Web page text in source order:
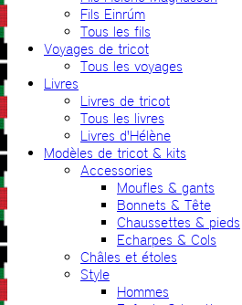
Fils Einrúm
Tous les fils
Voyages de tricot
Tous les voyages
Livres
Livres de tricot
Tous les livres
Livres d'Hélène
Modèles de tricot & kits
Accessories
Moufles & gants
Bonnets & Tête
Chaussettes & pieds
Echarpes & Cols
Châles et étoles
Style
Hommes